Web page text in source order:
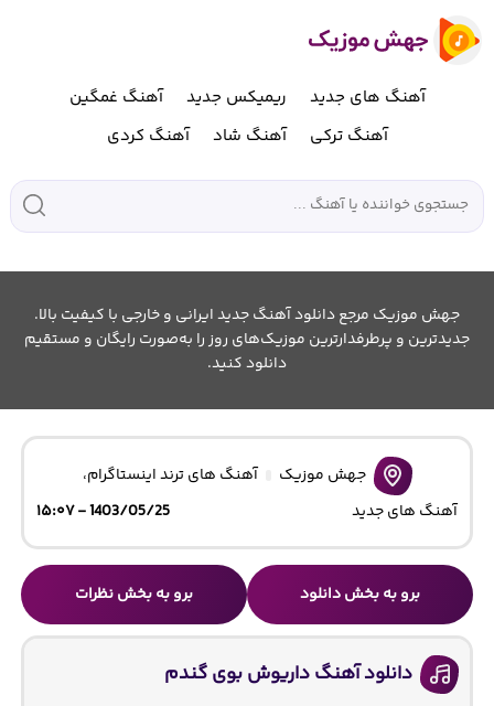
آهنگ های جدید ریمیکس جدید
آهنگ غمگین
آهنگ ترکی
آهنگ شاد آهنگ کردی
جهش موزیک مرجع دانلود آهنگ جدید ایرانی و خارجی با کیفیت بالا.
جدیدترین و پرطرفدارترین موزیک‌های روز را به‌صورت رایگان و مستقیم
دانلود کنید.
جهش موزیک آهنگ های ترند اینستاگرام،
آهنگ های جدید
1403/05/25 - ۱۵:۰۷
برو به بخش دانلود برو به بخش نظرات
دانلود آهنگ داریوش بوی گندم